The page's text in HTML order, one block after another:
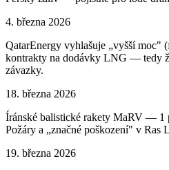
4. března 2026
QatarEnergy vyhlašuje „vyšší moc"
kontrakty na dodávky LNG — tedy
závazky.
18. března 2026
Íránské balistické rakety MaRV — 1
Požáry a „značné poškození" v Ras
19. března 2026